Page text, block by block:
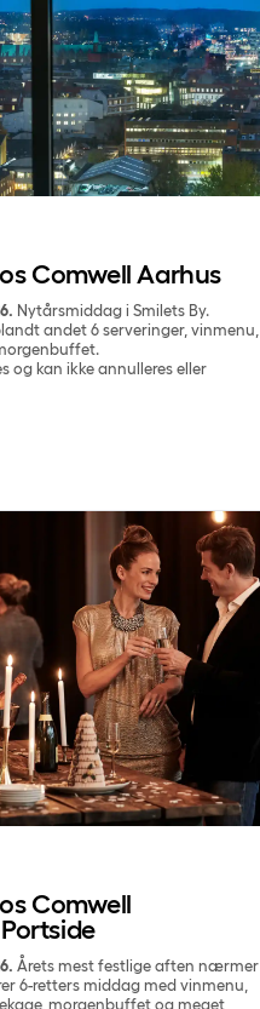
Comwell Aarhus
Nytårsmiddag i Smilets By.
andet 6 serveringer, vinmenu,
og kan ikke annulleres eller
Copenhagen Portside
Comwell
Årets mest festlige aften nærmer
6-retters middag med vinmenu,
morgenbuffet og meget